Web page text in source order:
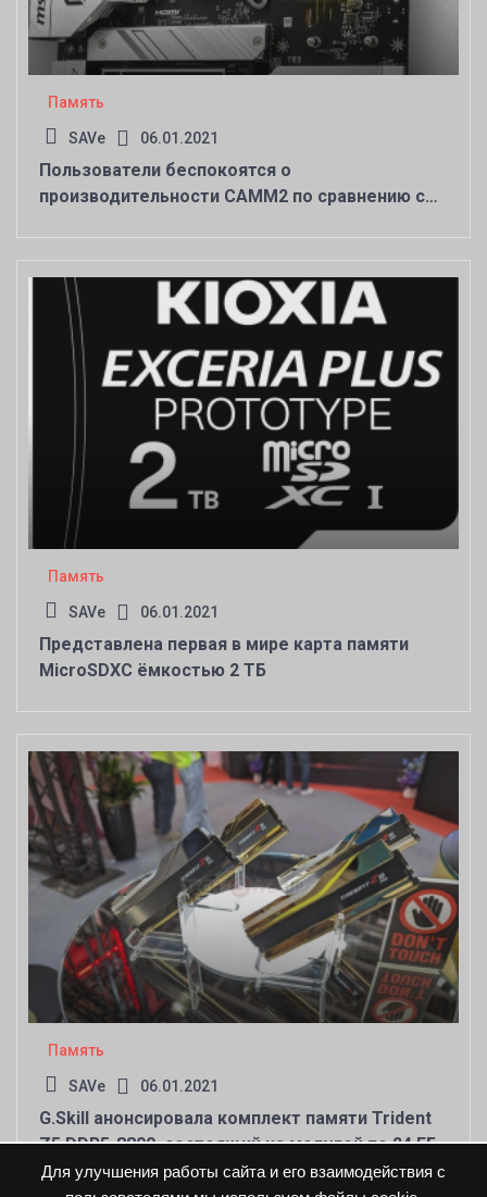
Для улучшения работы сайта и его взаимодействия с
Память
SAVe 06.01.2021
Пользователи беспокоятся о
производительности CAMM2 по сравнению с
Память
SAVe 06.01.2021
Представлена первая в мире карта памяти
MicroSDXC ёмкостью 2 ТБ
Память
SAVe 06.01.2021
G.Skill анонсировала комплект памяти Trident
Z5 DDR5-8800, состоящий из модулей по 24 ГБ